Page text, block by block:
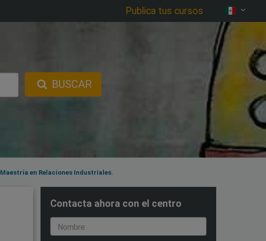
Publica tus cursos
BUSCAR
Maestría en Relaciones Industriales.
Contacta ahora con el centro
Nombre